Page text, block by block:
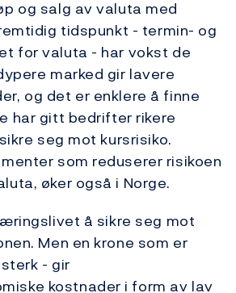
og salg av valuta med
tidspunkt - termin- og
for valuta - har vokst de
marked gir lavere
og det er enklere å finne
har gitt bedrifter rikere
seg mot kursrisiko.
som reduserer risikoen
øker også i Norge.
å sikre seg mot
Men en krone som er
- gir
kostnader i form av lav